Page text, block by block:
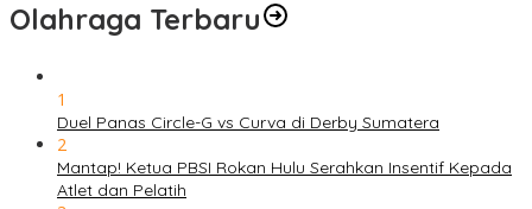
Olahraga Terbaru
1
Duel Panas Circle-G vs Curva di Derby Sumatera
2
Mantap! Ketua PBSI Rokan Hulu Serahkan Insentif Kepada
Atlet dan Pelatih